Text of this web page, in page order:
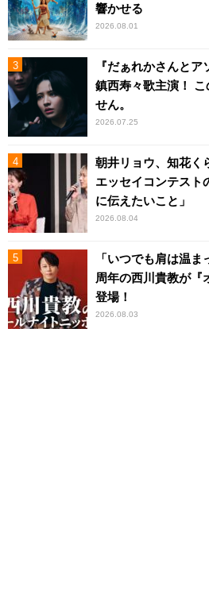
響かせる
2026.08.01
『だぁれかさんと
鎮西寿々歌主演！
せん。
2026.07.25
朝井リョウ、知花く
エッセイコンテスト
に伝えたいこと」
2026.08.04
「いつでも肩は温
周年の西川貴教が『
登場！
2026.08.03